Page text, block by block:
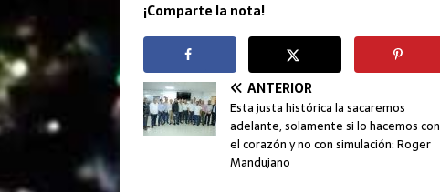
¡Comparte la nota!
ANTERIOR
Esta justa histórica la sacaremos
adelante, solamente si lo hacemos con
el corazón y no con simulación: Roger
Mandujano